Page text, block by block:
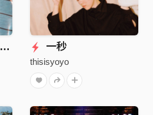
不想與你過了這樣的一生 一秒
thisisyoyo